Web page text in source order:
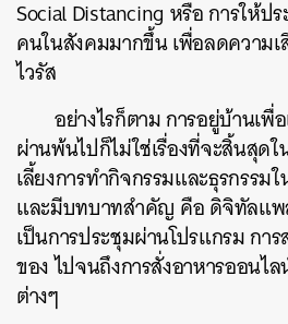
Social Distancing หรือการให้ป
คนในสังคมมากขึ้นเพื่อลดความ
ไวรัส
อย่างไรก็ตามการอยู่บ้านเพื่
ผ่านพ้นไปก็ไม่ใช่เรื่องที่จะสิ้นสุดใ
เลี้ยงการทำกิจกรรมและธุรกรรม
และมีบทบาทสำคัญ คือดิจิทัลแ
เป็นการประชุมผ่านโปรแกรมกา
ของไปจนถึงการสั่งอาหารออน
ต่างๆ